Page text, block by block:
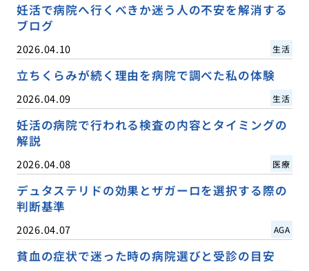
妊活で病院へ行くべきか迷う人の不安を解消する
ブログ
2026.04.10 生活
立ちくらみが続く理由を病院で調べた私の体験
2026.04.09 生活
妊活の病院で行われる検査の内容とタイミングの
解説
2026.04.08 医療
デュタステリドの効果とザガーロを選択する際の
判断基準
2026.04.07 AGA
貧血の症状で迷った時の病院選びと受診の目安